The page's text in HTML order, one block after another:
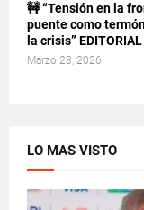
🚧 “Tensión en la
puente como
la crisis” EDITORIAL
Marzo 23, 2026
LO MAS VISTO